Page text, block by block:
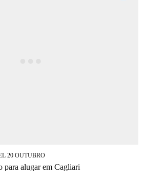
20 OUTUBRO
para alugar em Cagliari